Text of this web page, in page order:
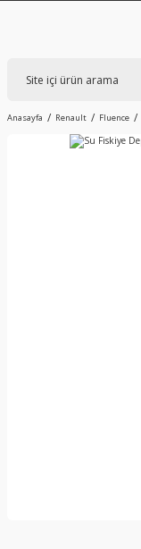
Anasayfa Renault Fluence